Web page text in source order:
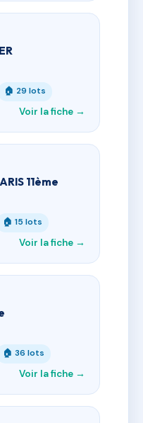
🏠 29 lots
Voir la fiche →
11ème
🏠 15 lots
Voir la fiche →
🏠 36 lots
Voir la fiche →